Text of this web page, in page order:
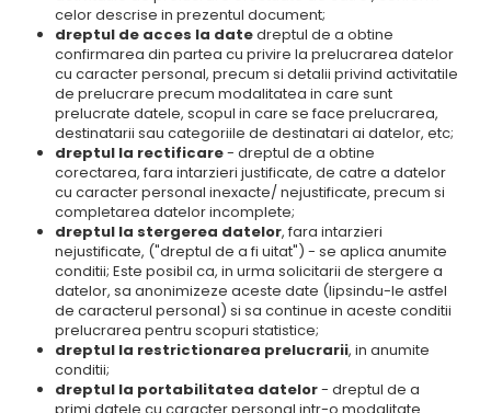
celor descrise in prezentul document;
dreptul de acces la datedreptul de a obtine
confirmarea din partea cu privire la prelucrarea datelor
cu caracter personal, precum si detalii privind activitatile
de prelucrare precum modalitatea in care sunt
prelucrate datele, scopul in care se face prelucrarea,
destinatarii sau categoriile de destinatari ai datelor, etc;
dreptul la rectificare- dreptul de a obtine
corectarea, fara intarzieri justificate, de catre a datelor
cu caracter personal inexacte/ nejustificate, precum si
completarea datelor incomplete;
dreptul la stergerea datelor, fara intarzieri
nejustificate, ("dreptul de a fi uitat") - se aplica anumite
conditii; Este posibil ca, in urma solicitarii de stergere a
datelor, sa anonimizeze aceste date (lipsindu-le astfel
de caracterul personal) si sa continue in aceste conditii
prelucrarea pentru scopuri statistice;
dreptul la restrictionarea prelucrarii, in anumite
conditii;
dreptul la portabilitatea datelor- dreptul de a
primi datele cu caracter personal intr-o modalitate